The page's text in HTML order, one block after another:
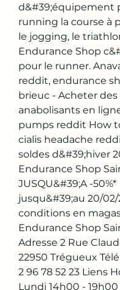
d&#39;équipement
running la course à
le jogging, le
Endurance Shop
pour le runner.
reddit, endurance
brieuc - Acheter
anabolisants en
pumps reddit How
cialis headache
soldes d&#39;hiver
Endurance Shop
JUSQU&#39;A -50%*
jusqu&#39;au 20/02/
conditions en
Endurance Shop
Adresse 2 Rue
22950 Trégueux
2 96 78 52 23 Liens
Lundi 14h00 -